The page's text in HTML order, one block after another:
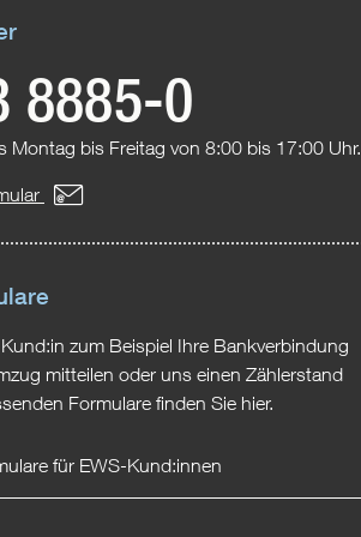
8885-0
Montag bis Freitag von 8:00 bis 17:00 Uhr.
zum Beispiel Ihre Bankverbindung
mitteilen oder uns einen Zählerstand
Formulare finden Sie hier.
für EWS-Kund:innen